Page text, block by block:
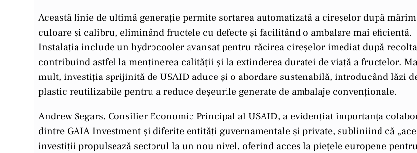
Această linie de ultimă generație permite sortarea automatizată a cireșelor după
culoare și calibru, eliminând fructele cu defecte și facilitând o ambalare mai eficientă.
Instalația include un hydrocooler avansat pentru răcirea cireșelor imediat după
contribuind astfel la menținerea calității și la extinderea duratei de viață a fructelor.
mult, investiția sprijinită de USAID aduce și o abordare sustenabilă, introducând lăzi
plastic reutilizabile pentru a reduce deșeurile generate de ambalaje convenționale.
Andrew Segars, Consilier Economic Principal al USAID, a evidențiat importanța
dintre GAIA Investment și diferite entități guvernamentale și private, subliniind că
investiții propulsează sectorul la un nou nivel, oferind acces la piețele europene pentru